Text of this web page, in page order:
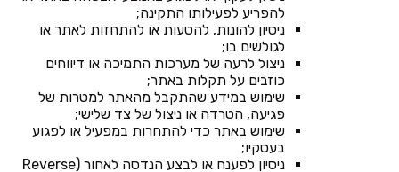
להפריע לפעילותו התקינה;
ניסיון להונות, להטעות או להתחזות לאתר או
לגולשים בו;
ניצול לרעה של מערכות התמיכה או דיווחים
כוזבים על תקלות באתר;
שימוש במידע שהתקבל מהאתר למטרות של
פגיעה, הטרדה או ניצול של צד שלישי;
שימוש באתר כדי להתחרות במפעיל או לפגוע
בעסקיו;
ניסיון לפענח או לבצע הנדסה לאחור (Reverse